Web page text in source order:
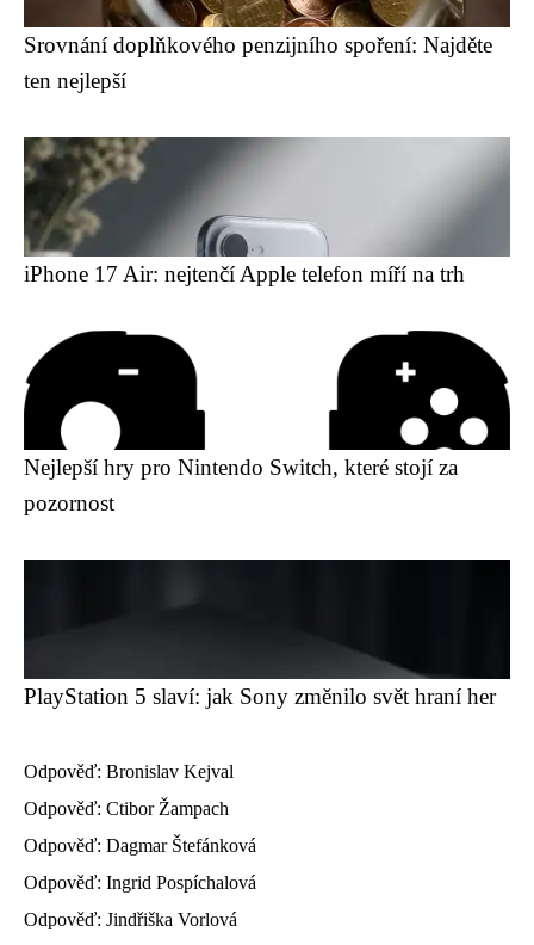
Srovnání doplňkového penzijního spoření: Najděte
ten nejlepší
iPhone 17 Air: nejtenčí Apple telefon míří na trh
Nejlepší hry pro Nintendo Switch, které stojí za
pozornost
PlayStation 5 slaví: jak Sony změnilo svět hraní her
Odpověď: Bronislav Kejval
Odpověď: Ctibor Žampach
Odpověď: Dagmar Štefánková
Odpověď: Ingrid Pospíchalová
Odpověď: Jindřiška Vorlová